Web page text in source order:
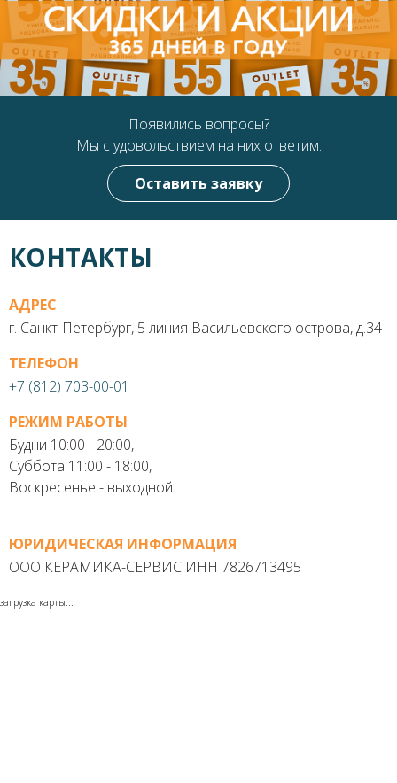
Появились вопросы?
Мы с удовольствием на них ответим.
Оставить заявку
КОНТАКТЫ
АДРЕС
г. Санкт-Петербург, 5 линия Васильевского острова, д.34
ТЕЛЕФОН
+7 (812) 703-00-01
РЕЖИМ РАБОТЫ
Будни 10:00 - 20:00,
Суббота 11:00 - 18:00,
Воскресенье - выходной
ЮРИДИЧЕСКАЯ ИНФОРМАЦИЯ
ООО КЕРАМИКА-СЕРВИС ИНН 7826713495
загрузка карты...